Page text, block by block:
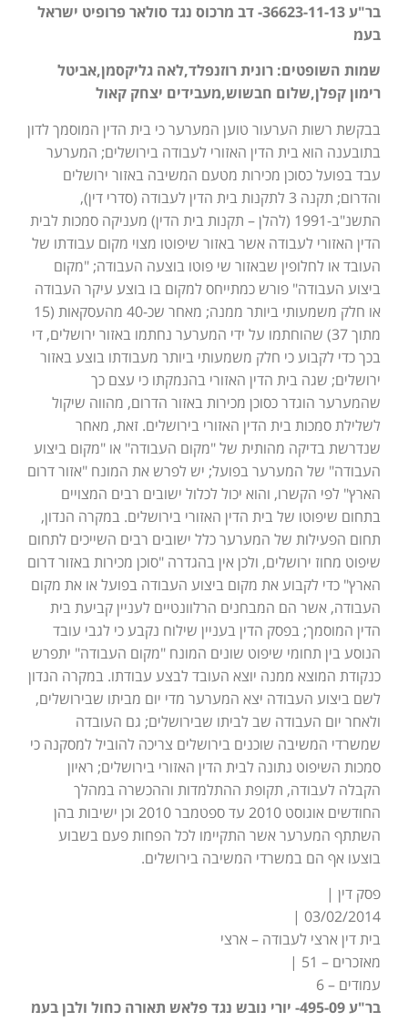
בר"ע 36623-11-13- דב מרכוס נגד סולאר פרופיט ישראל
בעמ
שמות השופטים: רונית רוזנפלד,לאה גליקסמן,אביטל
רימון קפלן,שלום חבשוש,מעבידים יצחק קאול
בבקשת רשות הערעור טוען המערער כי בית הדין המוסמך לדון
בתובענה הוא בית הדין האזורי לעבודה בירושלים; המערער
עבד בפועל כסוכן מכירות מטעם המשיבה באזור ירושלים
והדרום; תקנה 3 לתקנות בית הדין לעבודה (סדרי דין),
התשנ"ב-1991 (להלן – תקנות בית הדין) מעניקה סמכות לבית
הדין האזורי לעבודה אשר באזור שיפוטו מצוי מקום עבודתו של
העובד או לחלופין שבאזור שי פוטו בוצעה העבודה; "מקום
ביצוע העבודה" פורש כמתייחס למקום בו בוצע עיקר העבודה
או חלק משמעותי ביותר ממנה; מאחר שכ-40 מהעסקאות (15
מתוך 37) שהוחתמו על ידי המערער נחתמו באזור ירושלים, די
בכך כדי לקבוע כי חלק משמעותי ביותר מעבודתו בוצע באזור
ירושלים; שגה בית הדין האזורי בהנמקתו כי עצם כך
שהמערער הוגדר כסוכן מכירות באזור הדרום, מהווה שיקול
לשלילת סמכות בית הדין האזורי בירושלים. זאת, מאחר
שנדרשת בדיקה מהותית של "מקום העבודה" או "מקום ביצוע
העבודה" של המערער בפועל; יש לפרש את המונח "אזור דרום
הארץ" לפי הקשרו, והוא יכול לכלול ישובים רבים המצויים
בתחום שיפוטו של בית הדין האזורי בירושלים. במקרה הנדון,
תחום הפעילות של המערער כלל ישובים רבים השייכים לתחום
שיפוט מחוז ירושלים, ולכן אין בהגדרה "סוכן מכירות באזור דרום
הארץ" כדי לקבוע את מקום ביצוע העבודה בפועל או את מקום
העבודה, אשר הם המבחנים הרלוונטיים לעניין קביעת בית
הדין המוסמך; בפסק הדין בעניין שילוח נקבע כי לגבי עובד
הנוסע בין תחומי שיפוט שונים המונח "מקום העבודה" יתפרש
כנקודת המוצא ממנה יוצא העובד לבצע עבודתו. במקרה הנדון
לשם ביצוע העבודה יצא המערער מדי יום מביתו שבירושלים,
ולאחר יום העבודה שב לביתו שבירושלים; גם העובדה
שמשרדי המשיבה שוכנים בירושלים צריכה להוביל למסקנה כי
סמכות השיפוט נתונה לבית הדין האזורי בירושלים; ראיון
הקבלה לעבודה, תקופת ההתלמדות וההכשרה במהלך
החודשים אוגוסט 2010 עד ספטמבר 2010 וכן ישיבות בהן
השתתף המערער אשר התקיימו לכל הפחות פעם בשבוע
בוצעו אף הם במשרדי המשיבה בירושלים.
פסק דין |
03/02/2014 |
בית דין ארצי לעבודה – ארצי
מאזכרים – 51 |
עמודים – 6
בר"ע 495-09- יורי נובש נגד פלאש תאורה כחול ולבן בעמ